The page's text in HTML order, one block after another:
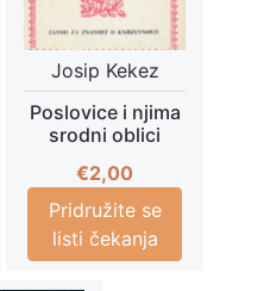
Josip Kekez
Poslovice i njima
srodni oblici
€2,00
Pridružite se
listi čekanja